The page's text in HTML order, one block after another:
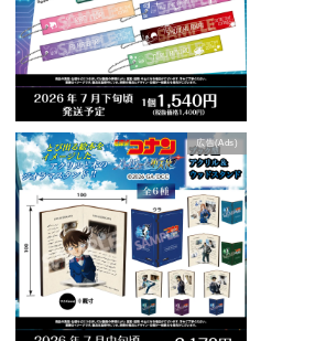
広告(Ads)